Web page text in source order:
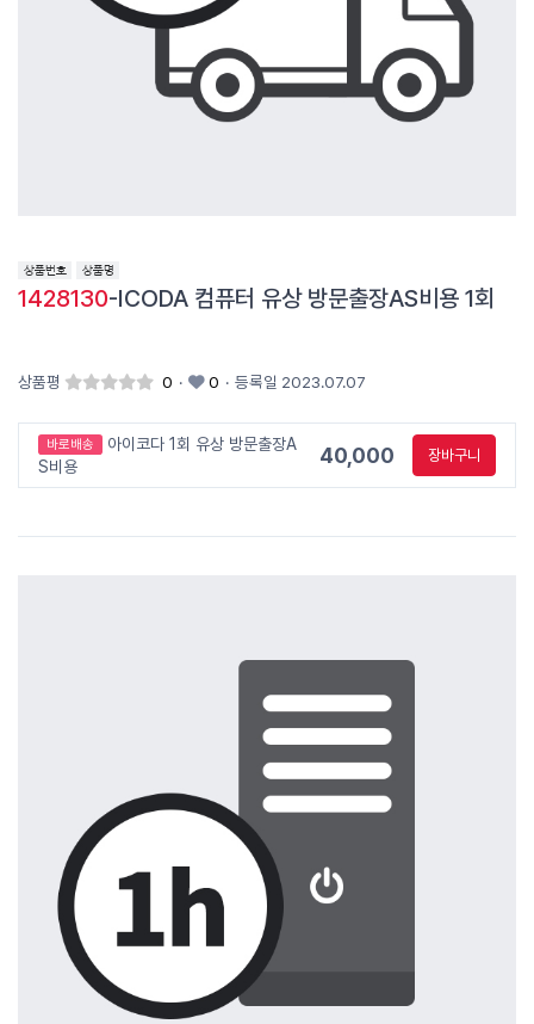
1428130-ICODA 컴퓨터 유상 방문출장AS비용 1회
상품평 0 · 0 · 등록일 2023.07.07
바로배송
아이코다 1회 유상 방문출장A
S비용
40,000 장바구니